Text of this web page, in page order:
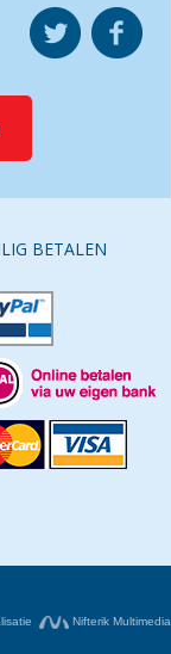
BETALEN
Nifterik Multimedia